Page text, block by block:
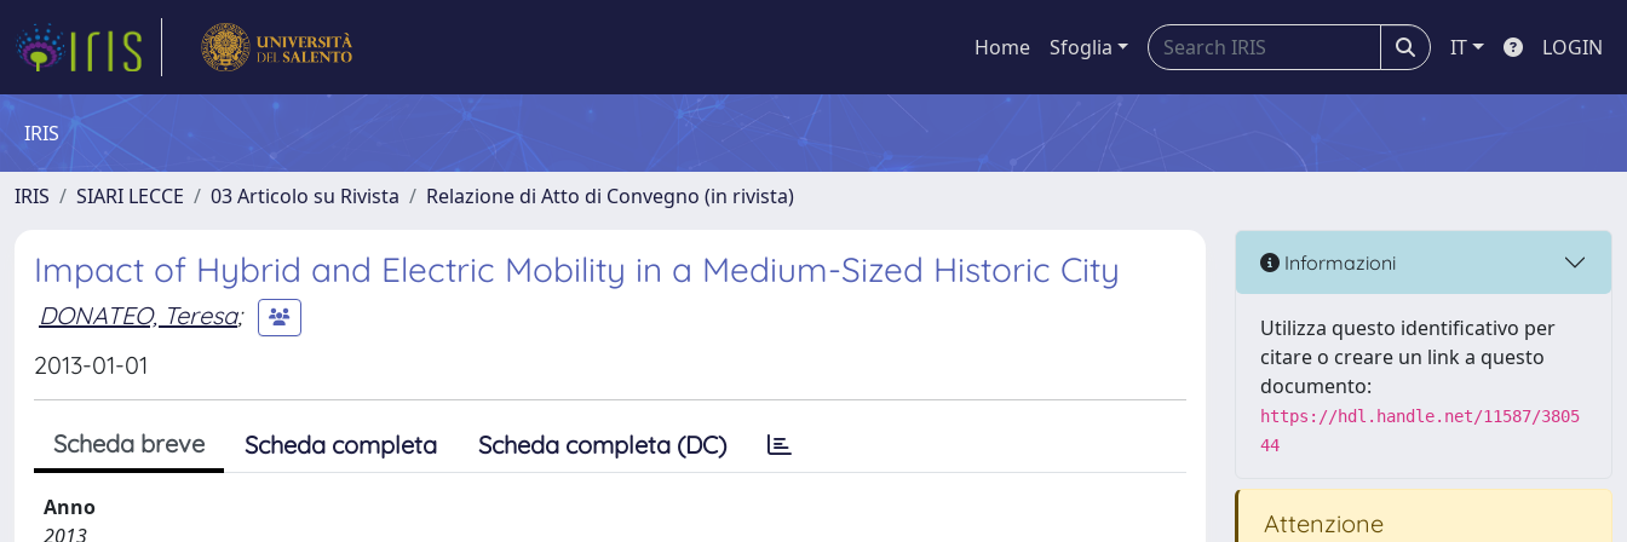
Home Sfoglia IT LOGIN
IRIS
IRIS SIARI LECCE 03 Articolo su Rivista Relazione di Atto di Convegno (in rivista)
Impact of Hybrid and Electric Mobility in a Medium-Sized Historic City
DONATEO, Teresa;
2013-01-01
Scheda breve Scheda completa Scheda completa (DC)
Anno
2013
Informazioni
Utilizza questo identificativo per
citare o creare un link a questo
documento:
https://hdl.handle.net/11587/3805
44
Attenzione